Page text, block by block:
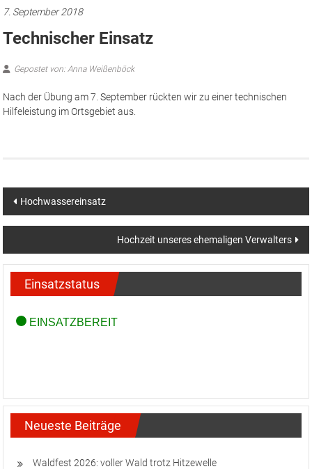
7. September 2018
Technischer Einsatz
Gepostet von: Anna Weißenböck
Nach der Übung am 7. September rückten wir zu einer technischen
Hilfeleistung im Ortsgebiet aus.
Beitragsnavigation
Hochwassereinsatz
Hochzeit unseres ehemaligen Verwalters
Einsatzstatus
Neueste Beiträge
Waldfest 2026: voller Wald trotz Hitzewelle